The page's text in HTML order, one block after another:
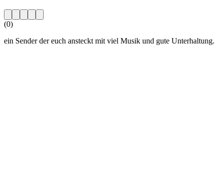
(0)
ein Sender der euch ansteckt mit viel Musik und gute Unterhaltung.